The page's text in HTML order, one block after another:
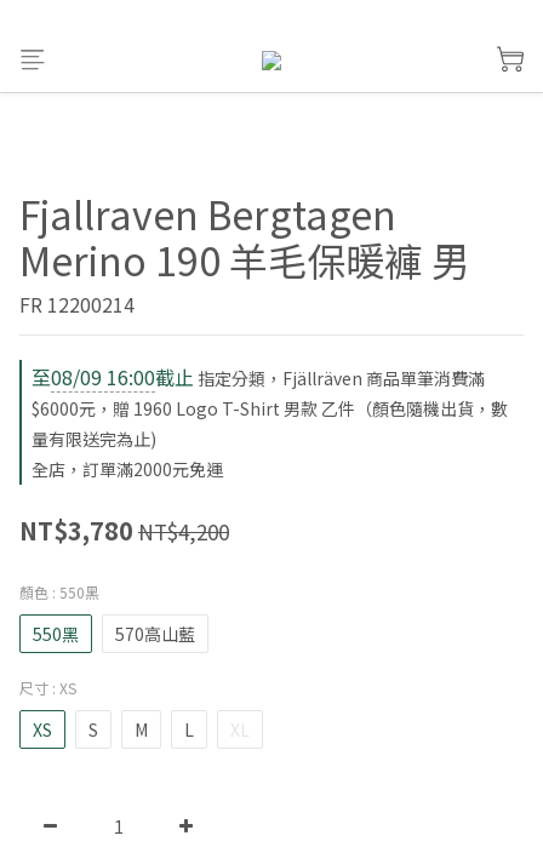
Fjallraven Bergtagen
Merino 190 羊毛保暖褲 男
FR 12200214
至08/09 16:00截止 指定分類，Fjällräven 商品單筆消費滿
$6000元，贈 1960 Logo T-Shirt 男款 乙件（顏色隨機出貨，數
量有限送完為止)
全店，訂單滿2000元免運
NT$3,780 NT$4,200
顏色 : 550黑
550黑 570高山藍
尺寸 : XS
XS S M L XL